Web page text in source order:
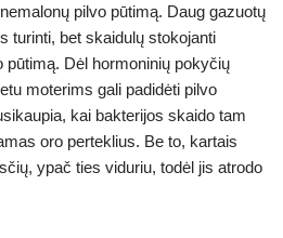
pilvo pūtimą. Daug gazuotų
turinti, bet skaidulų stokojanti
pūtimą. Dėl hormoninių pokyčių
moterims gali padidėti pilvo
kai bakterijos skaido tam
oro perteklius. Be to, kartais
ypač ties viduriu, todėl jis atrodo